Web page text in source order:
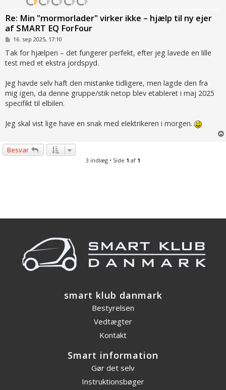
Re: Min "mormorlader" virker ikke – hjælp til ny ejer
af SMART EQ ForFour
d
æ
16. sep 2025, 17:10
Tak for hjælpen – det fungerer perfekt, efter jeg lavede en lille
test med et ekstra jordspyd.
Jeg havde selv haft den mistanke tidligere, men lagde den fra
mig igen, da denne gruppe/stik netop blev etableret i maj 2025
specifikt til elbilen.
Jeg skal vist lige have en snak med elektrikeren i morgen.
Besvar
3 indlæg • Side 1 af 1
smart klub danmark
Bestyrelsen
Vedtægter
Kontakt
Smart information
Gør det selv
Instruktionsbøger